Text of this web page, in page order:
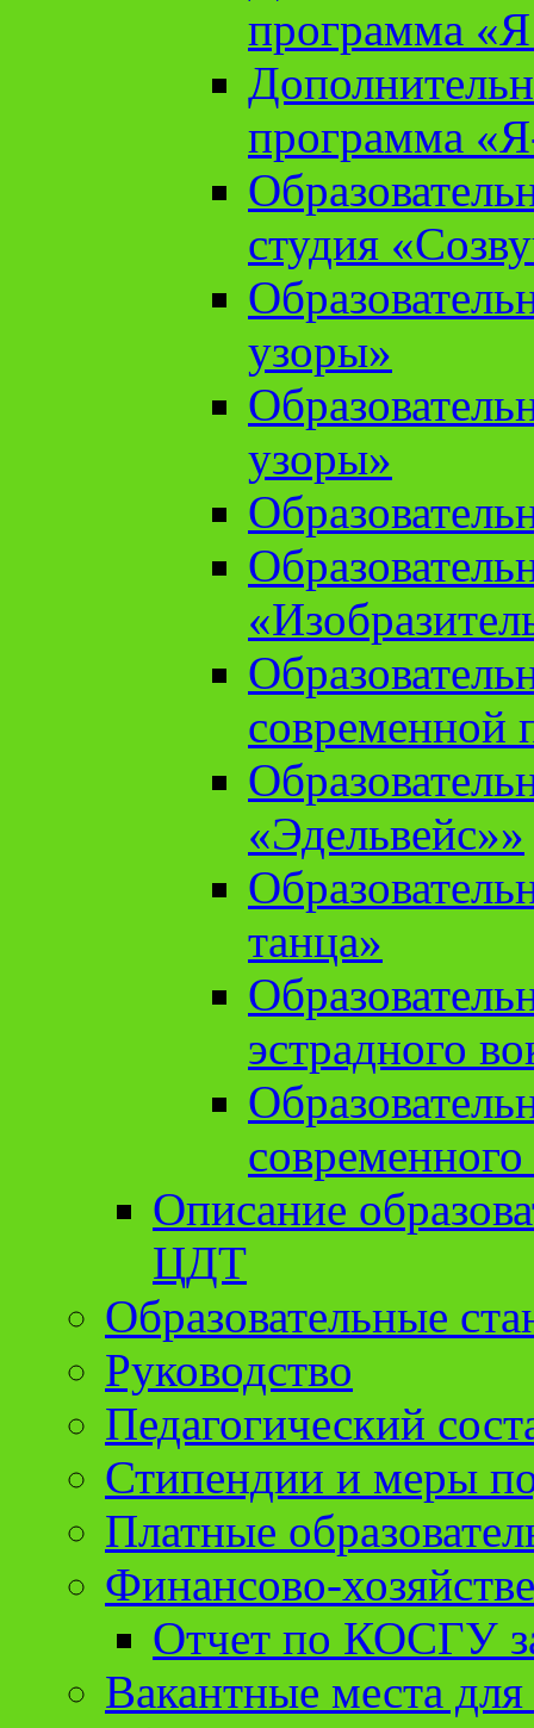
программа «Я
программа
студия
узоры»
узоры»
современной
«Эдельвейс»»
танца»
эстрадного
Описание
ЦДТ
Образовательные
Руководство
Педагогический
Стипендии и меры
Платные
Финансово-
Отчет по КОСГУ
Вакантные места